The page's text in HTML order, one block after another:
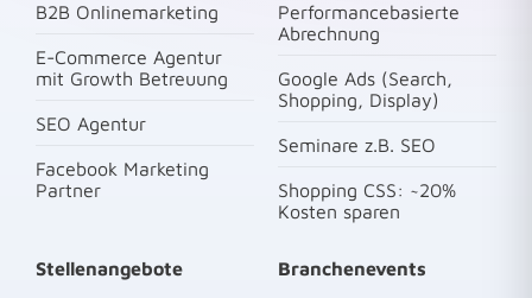
B2B Onlinemarketing
E-Commerce Agentur
mit Growth Betreuung
SEO Agentur
Facebook Marketing
Partner
Performancebasierte
Abrechnung
Google Ads (Search,
Shopping, Display)
Seminare z.B. SEO
Shopping CSS: ~20%
Kosten sparen
Stellenangebote
Branchenevents